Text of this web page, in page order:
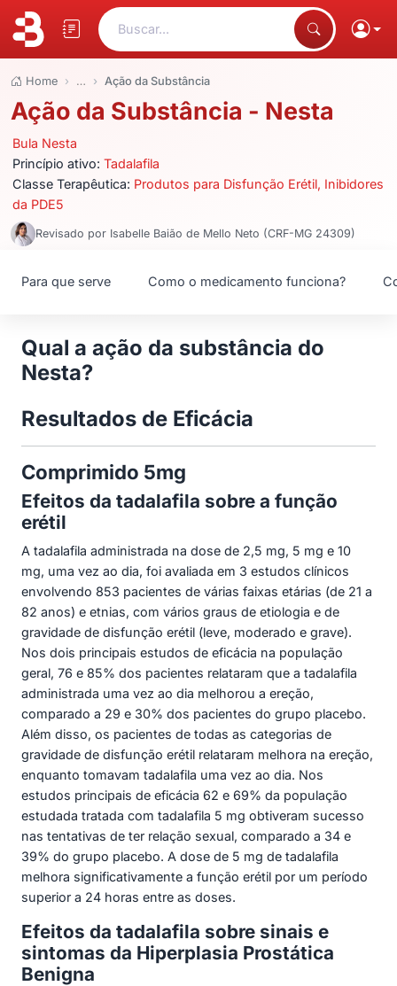
Buscar...
Home … Ação da Substância
Ação da Substância - Nesta
Bula Nesta
Princípio ativo:Tadalafila
Classe Terapêutica: Produtos para Disfunção Erétil, Inibidores
da PDE5
Revisado por Isabelle Baião de Mello Neto (CRF-MG 24309)
Para que serve Como o medicamento funciona?
Qual a ação da substância do
Nesta?
Resultados de Eficácia
Comprimido 5mg
Efeitos da tadalafila sobre a função
erétil
A tadalafila administrada na dose de 2,5 mg, 5 mg e 10
mg, uma vez ao dia, foi avaliada em 3 estudos clínicos
envolvendo 853 pacientes de várias faixas etárias (de 21 a
82 anos) e etnias, com vários graus de etiologia e de
gravidade de disfunção erétil (leve, moderado e grave).
Nos dois principais estudos de eficácia na população
geral, 76 e 85% dos pacientes relataram que a tadalafila
administrada uma vez ao dia melhorou a ereção,
comparado a 29 e 30% dos pacientes do grupo placebo.
Além disso, os pacientes de todas as categorias de
gravidade de disfunção erétil relataram melhora na ereção,
enquanto tomavam tadalafila uma vez ao dia. Nos
estudos principais de eficácia 62 e 69% da população
estudada tratada com tadalafila 5 mg obtiveram sucesso
nas tentativas de ter relação sexual, comparado a 34 e
39% do grupo placebo. A dose de 5 mg de tadalafila
melhora significativamente a função erétil por um período
superior a 24 horas entre as doses.
Efeitos da tadalafila sobre sinais e
sintomas da Hiperplasia Prostática
Benigna